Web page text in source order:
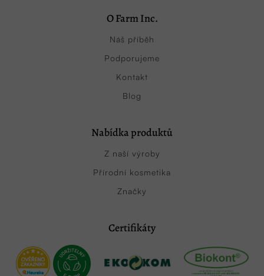
O Farm Inc.
Náš příběh
Podporujeme
Kontakt
Blog
Nabídka produktů
Z naší výroby
Přírodní kosmetika
Značky
Certifikáty